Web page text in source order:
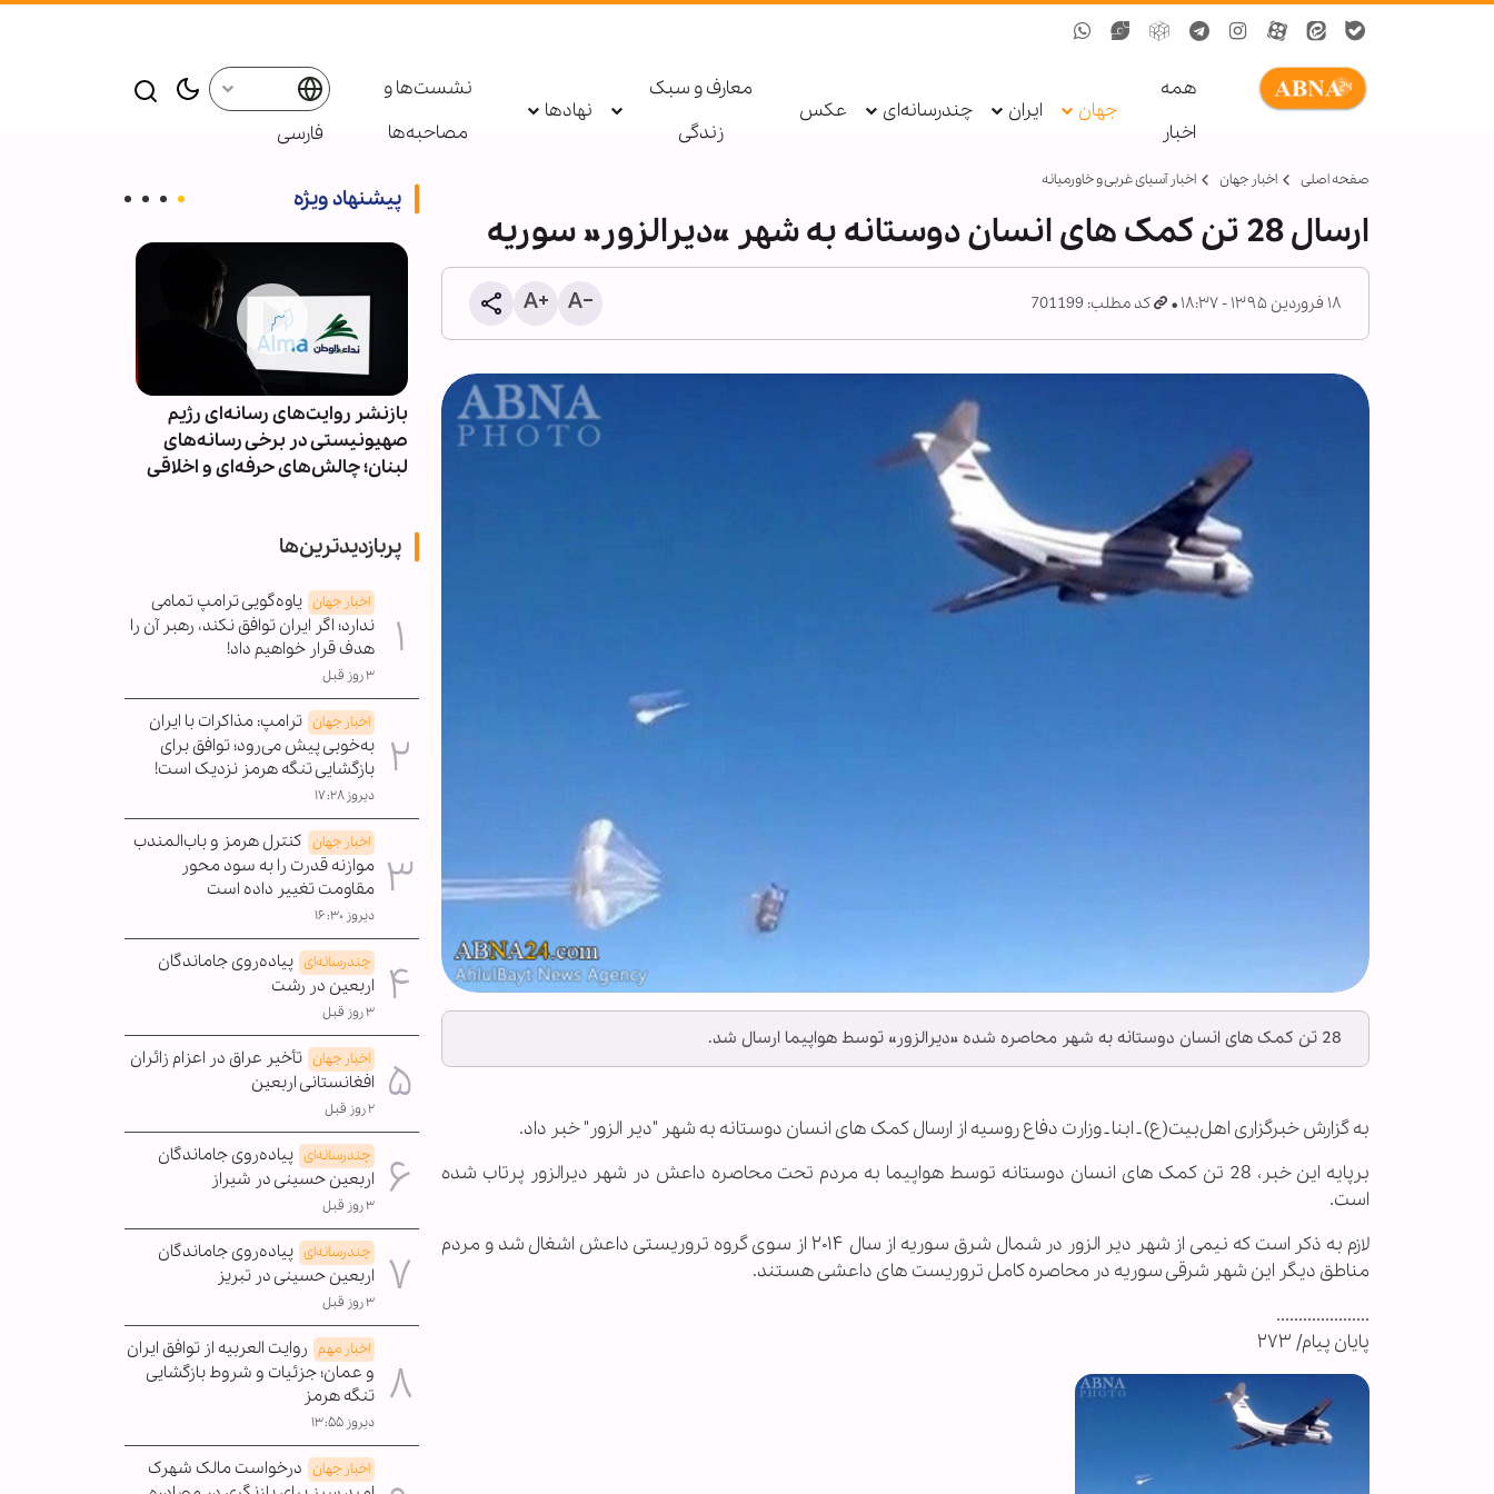
همه
اخبار
جهان ایران چندرسانه‌ای عکس
معارف و سبک
زندگی
نهادها
نشست‌ها و
مصاحبه‌ها
فارسی
صفحه اصلی اخبار جهان اخبار آسیای غربی و خاورمیانه
ارسال 28 تن کمک های انسان دوستانه به شهر «دیرالزور» سوریه
۱۸ فروردین ۱۳۹۵ - ۱۸:۳۷ کد مطلب: 701199
28 تن کمک های انسان دوستانه به شهر محاصره شده «دیرالزور» توسط هواپیما ارسال شد.
به گزارش خبرگزاری اهل‌بیت(ع) ـ ابنا ـ وزارت دفاع روسیه از ارسال کمک های انسان دوستانه به شهر "دیر الزور" خبر داد.
برپایه این خبر، 28 تن کمک های انسان دوستانه توسط هواپیما به مردم تحت محاصره داعش در شهر دیرالزور پرتاب شده
است.
لازم به ذکر است که نیمی از شهر دیر الزور در شمال شرق سوریه از سال ۲۰۱۴ از سوی گروه تروریستی داعش اشغال شد و مردم
مناطق دیگر این شهر شرقی سوریه در محاصره کامل تروریست های داعشی هستند.
.....................
پایان پیام/ ۲۷۳
پیشنهاد ویژه
المشاط به عربستان هشدار داد:
هزینه صلح عادلانه بسیار کمتر از
بازنشر روایت‌های رسانه‌ای رژیم
صهیونیستی در برخی رسانه‌های
لبنان؛ چالش‌های حرفه‌ای و اخلاقی
پربازدیدترین‌ها
اخبار جهان یاوه‌گویی ترامپ تمامی
ندارد؛ اگر ایران توافق نکند، رهبر آن را
هدف قرار خواهیم داد!
۳ روز قبل
اخبار جهان ترامپ: مذاکرات با ایران
به‌خوبی پیش می‌رود؛ توافق برای
بازگشایی تنگه هرمز نزدیک است!
دیروز ۱۷:۲۸
اخبار جهان کنترل هرمز و باب‌المندب
موازنه قدرت را به سود محور
مقاومت تغییر داده است
دیروز ۱۶:۳۰
چندرسانه‌ای پیاده‌روی جاماندگان
اربعین در رشت
۳ روز قبل
اخبار جهان تأخیر عراق در اعزام زائران
افغانستانی اربعین
۲ روز قبل
چندرسانه‌ای پیاده‌روی جاماندگان
اربعین حسینی در شیراز
۳ روز قبل
چندرسانه‌ای پیاده‌روی جاماندگان
اربعین حسینی در تبریز
۳ روز قبل
اخبار مهم روایت العربیه از توافق ایران
و عمان؛ جزئیات و شروط بازگشایی
تنگه هرمز
دیروز ۱۳:۵۵
اخبار جهان درخواست مالک شهرک